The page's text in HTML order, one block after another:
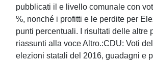
pubblicati il e livello comunale con
%, nonché i profitti e le perdite per
punti percentuali. I risultati delle altre
riassunti alla voce Altro.:CDU: Voti
elezioni statali del 2016, guadagni e